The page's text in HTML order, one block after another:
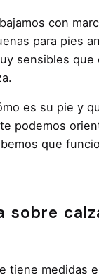
con
para pies
sensibles que
es su pie y
podemos
que
sobre
tiene medidas